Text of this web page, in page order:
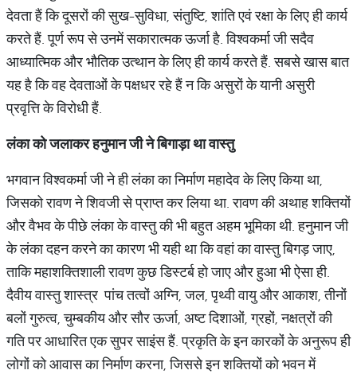
देवता हैं कि दूसरों की सुख-सुविधा, संतुष्टि, शांति एवं रक्षा के लिए ही कार्य
करते हैं. पूर्ण रूप से उनमें सकारात्मक ऊर्जा है. विश्वकर्मा जी सदैव
आध्यात्मिक और भौतिक उत्थान के लिए ही कार्य करते हैं. सबसे खास बात
यह है कि वह देवताओं के पक्षधर रहे हैं न कि असुरों के यानी असुरी
प्रवृत्ति के विरोधी हैं.
लंका को जलाकर हनुमान जी ने बिगाड़ा था वास्तु
भगवान विश्वकर्मा जी ने ही लंका का निर्माण महादेव के लिए किया था,
जिसको रावण ने शिवजी से प्राप्त कर लिया था. रावण की अथाह शक्तियों
और वैभव के पीछे लंका के वास्तु की भी बहुत अहम भूमिका थी. हनुमान जी
के लंका दहन करने का कारण भी यही था कि वहां का वास्तु बिगड़ जाए,
ताकि महाशक्तिशाली रावण कुछ डिस्टर्ब हो जाए और हुआ भी ऐसा ही.
दैवीय वास्तु शास्त्र पांच तत्वों अग्नि, जल, पृथ्वी वायु और आकाश, तीनों
बलों गुरुत्व, चुम्बकीय और सौर ऊर्जा, अष्ट दिशाओं, ग्रहों, नक्षत्रों की
गति पर आधारित एक सुपर साइंस हैं. प्रकृति के इन कारकों के अनुरूप ही
लोगों को आवास का निर्माण करना, जिससे इन शक्तियों को भवन में